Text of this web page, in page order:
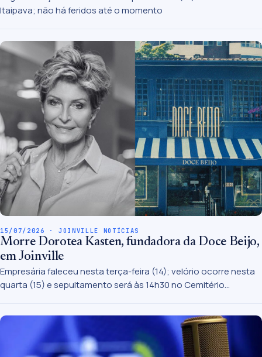
Itaipava; não há feridos até o momento
15/07/2026 · JOINVILLE NOTÍCIAS
Morre Dorotea Kasten, fundadora da Doce Beijo,
em Joinville
Empresária faleceu nesta terça-feira (14); velório ocorre nesta
quarta (15) e sepultamento será às 14h30 no Cemitério